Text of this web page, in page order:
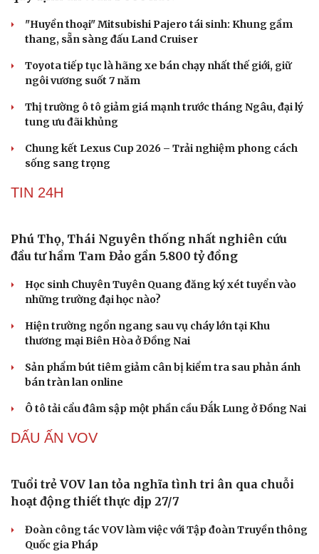
Bóng chuyền nữ Thái Lan dùng đội hình đẳng cấp thế
giới đấu ĐT Việt Nam
Toàn cảnh: Họp báo trước trận đấu ĐT Việt Nam vs ĐT
Campuchia tại ASEAN Cup 2026
Hà Nội FC vô địch giải nhi đồng toàn quốc: Sự khẳng
định của hệ thống đào tạo trẻ
THẾ GIỚI
Indonesia làm mưa nhân tạo đối phó với nguy cơ
Mỹ hoàn trả khoảng 100 tỷ USD tiền thuế sau phán
quyết của Tòa án tối cao
Australia đóng cửa hàng trăm nhà trẻ kém chất lượng
EU giải ngân 1,4 tỷ Euro từ lợi nhuận tài sản Nga bị
phong tỏa để hỗ trợ Ukraine
Đức điều tra nghi vấn khủng bố khi phát hiện UAV mang
chất nổ gần máy bay Ukraine
Ô TÔ - XE MÁY
Khu vực sạc xe điện chung cư cần đáp ứng những
"Huyền thoại" Mitsubishi Pajero tái sinh: Khung gầm
thang, sẵn sàng đấu Land Cruiser
Toyota tiếp tục là hãng xe bán chạy nhất thế giới, giữ
ngôi vương suốt 7 năm